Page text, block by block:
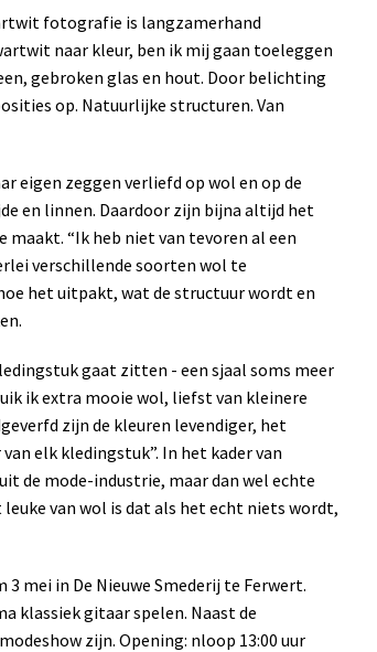
fotografie is langzamerhand
naar kleur, ben ik mij gaan toeleggen
gebroken glas en hout. Door belichting
op. Natuurlijke structuren. Van
eigen zeggen verliefd op wol en op de
en linnen. Daardoor zijn bijna altijd het
“Ik heb niet van tevoren al een
verschillende soorten wol te
het uitpakt, wat de structuur wordt en
gaat zitten - een sjaal soms meer
ik extra mooie wol, liefst van kleinere
zijn de kleuren levendiger, het
elk kledingstuk”. In het kader van
de mode-industrie, maar dan wel echte
van wol is dat als het echt niets wordt,
mei in De Nieuwe Smederij te Ferwert.
klassiek gitaar spelen. Naast de
zijn. Opening: nloop 13:00 uur